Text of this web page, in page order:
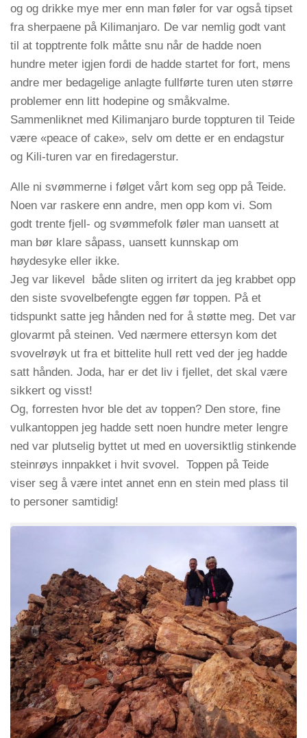
og og drikke mye mer enn man føler for var også tipset
fra sherpaene på Kilimanjaro. De var nemlig godt vant
til at topptrente folk måtte snu når de hadde noen
hundre meter igjen fordi de hadde startet for fort, mens
andre mer bedagelige anlagte fullførte turen uten større
problemer enn litt hodepine og småkvalme.
Sammenliknet med Kilimanjaro burde toppturen til Teide
være «peace of cake», selv om dette er en endagstur
og Kili-turen var en firedagerstur.
Alle ni svømmerne i følget vårt kom seg opp på Teide.
Noen var raskere enn andre, men opp kom vi. Som
godt trente fjell- og svømmefolk føler man uansett at
man bør klare såpass, uansett kunnskap om
høydesyke eller ikke.
Jeg var likevel både sliten og irritert da jeg krabbet opp
den siste svovelbefengte eggen før toppen. På et
tidspunkt satte jeg hånden ned for å støtte meg. Det var
glovarmt på steinen. Ved nærmere ettersyn kom det
svovelrøyk ut fra et bittelite hull rett ved der jeg hadde
satt hånden. Joda, har er det liv i fjellet, det skal være
sikkert og visst!
Og, forresten hvor ble det av toppen? Den store, fine
vulkantoppen jeg hadde sett noen hundre meter lengre
ned var plutselig byttet ut med en uoversiktlig stinkende
steinrøys innpakket i hvit svovel. Toppen på Teide
viser seg å være intet annet enn en stein med plass til
to personer samtidig!